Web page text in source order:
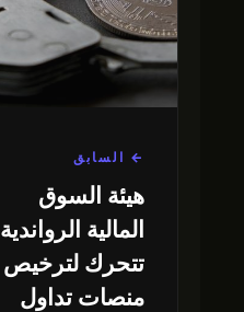
← السابق
هيئة السوق
المالية الرواندية
تتحرك لترخيص
منصات تداول